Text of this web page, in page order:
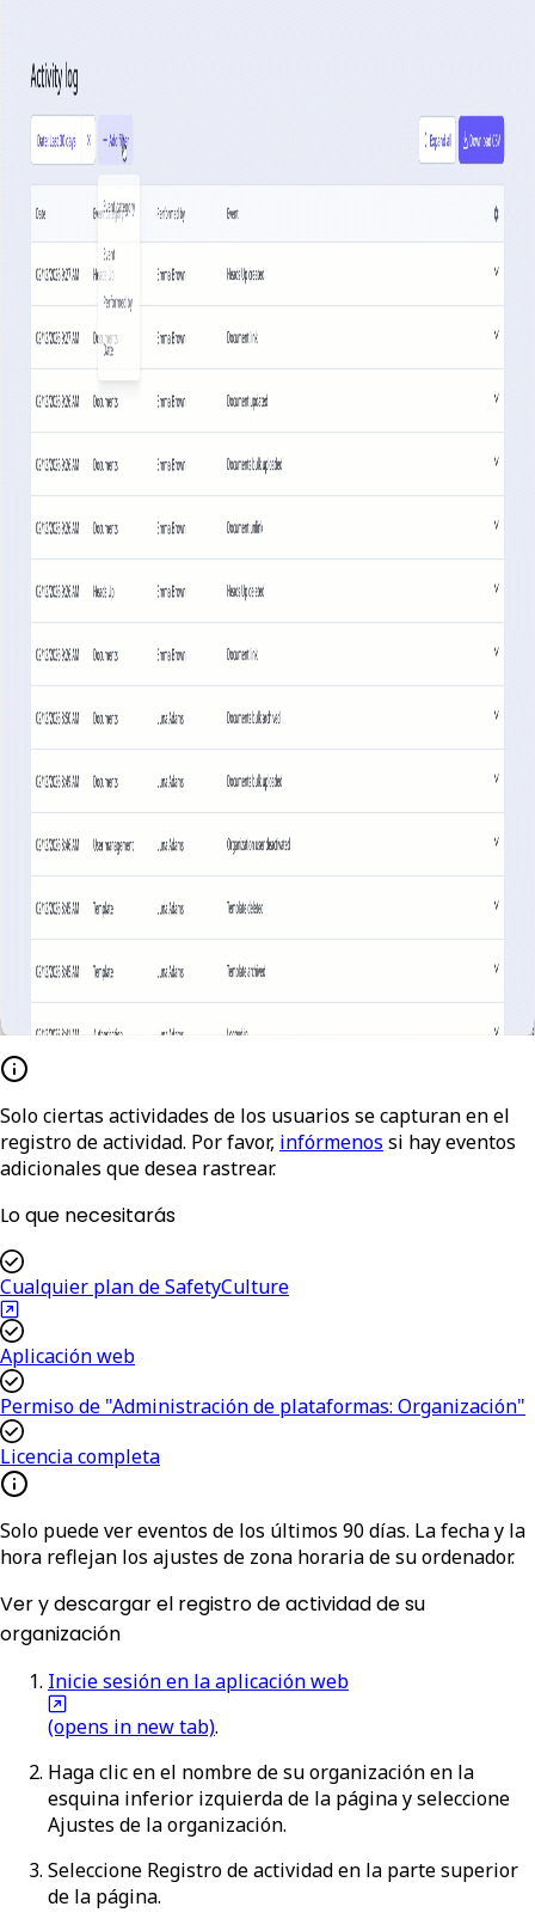
Solo ciertas actividades de los usuarios se capturan en el
registro de actividad. Por favor, infórmenos si hay eventos
adicionales que desea rastrear.
Lo que necesitarás
Cualquier plan de SafetyCulture
Aplicación web
Permiso de "Administración de plataformas: Organización"
Licencia completa
Solo puede ver eventos de los últimos 90 días. La fecha y la
hora reflejan los ajustes de zona horaria de su ordenador.
Ver y descargar el registro de actividad de su
organización
Inicie sesión en la aplicación web
(opens in new tab).
Haga clic en el nombre de su organización en la
esquina inferior izquierda de la página y seleccione
Ajustes de la organización.
Seleccione Registro de actividaden la parte superior
de la página.